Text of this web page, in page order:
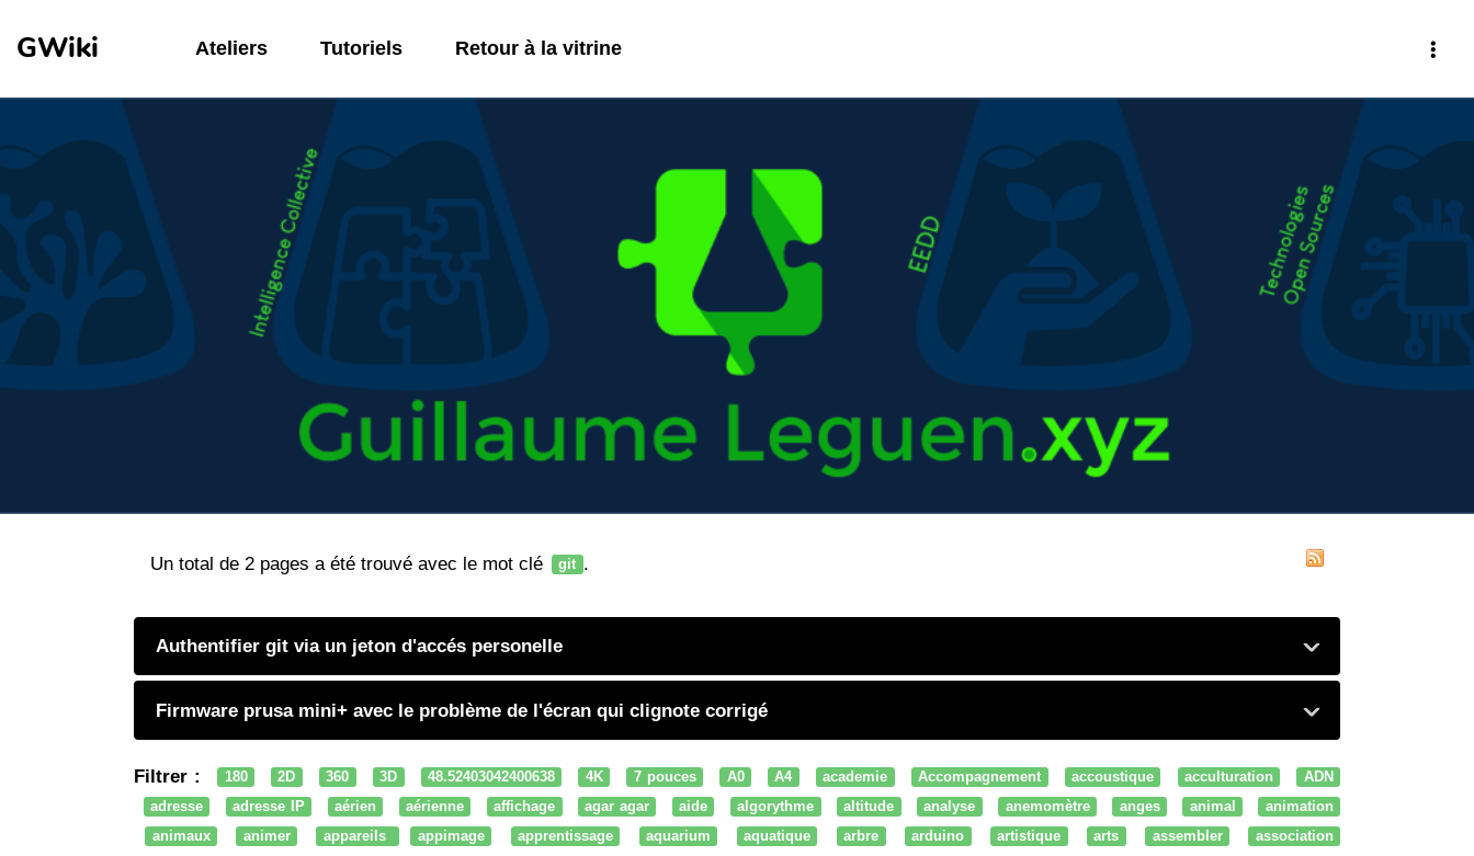
GWiki Ateliers Tutoriels Retour à la vitrine
Un total de 2 pages a été trouvé avec le mot clé git .
Authentifier git via un jeton d'accés personelle
Firmware prusa mini+ avec le problème de l'écran qui clignote corrigé
Filtrer : 180 2D 360 3D 48.52403042400638 4K 7 pouces A0 A4 academie Accompagnement accoustique acculturation
ADN
adresse
adresse IP aérien aérienne affichage agar agar aide algorythme altitude analyse anemomètre anges animal
animation
animaux
animer appareils appimage apprentissage aquarium aquatique arbre arduino artistique arts assembler
association